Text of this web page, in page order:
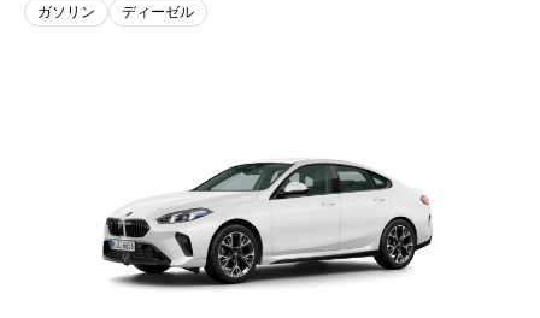
ガソリン ディーゼル